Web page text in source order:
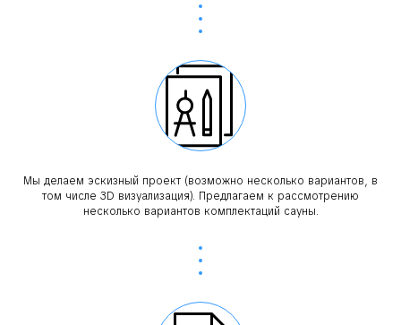
Мы делаем эскизный проект (возможно несколько вариантов, в
том числе 3D визуализация). Предлагаем к рассмотрению
несколько вариантов комплектаций сауны.